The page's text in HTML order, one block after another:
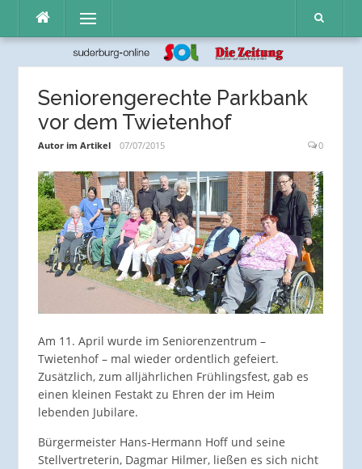
Inhalt
Menü
Seniorengerechte Parkbank
vor dem Twietenhof
Autor im Artikel 07/07/2015 0
Am 11. April wurde im Seniorenzentrum –
Twietenhof – mal wieder ordentlich gefeiert.
Zusätzlich, zum alljährlichen Frühlingsfest, gab es
einen kleinen Festakt zu Ehren der im Heim
lebenden Jubilare.
Bürgermeister Hans-Hermann Hoff und seine
Stellvertreterin, Dagmar Hilmer, ließen es sich nicht